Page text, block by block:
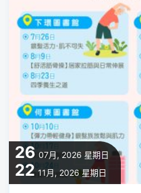
26 07月, 2026 星期日
22 11月, 2026 星期日